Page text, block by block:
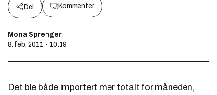
Del Kommenter
Mona Sprenger
8. feb. 2011 - 10:19
Det ble både importert mer totalt for måneden,